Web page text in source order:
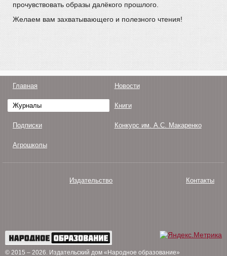
прочувствовать образы далёкого прошлого.
Желаем вам захватывающего и полезного чтения!
Главная Новости
Журналы Книги
Подписки Конкурс им. А.С. Макаренко
Агрошколы
Издательство Контакты
© 2015 – 2026. Издательский дом «Народное образование»